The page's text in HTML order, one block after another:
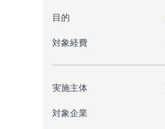
目的
対象経費
実施主体
対象企業